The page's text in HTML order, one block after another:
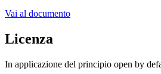
Vai al documento
Licenza
In applicazione del principio open by